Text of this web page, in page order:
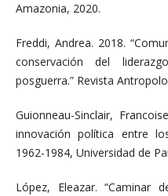
Amazonia, 2020.
Freddi, Andrea. 2018.
conservación del
posguerra.” Revista
Guionneau-Sinclair,
innovación política entre
1962-1984, Universidad de
López, Eleazar.